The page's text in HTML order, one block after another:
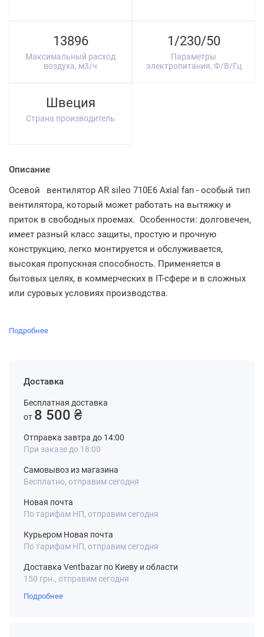
13896
Максимальный расход
воздуха, м3/ч
1/230/50
Параметры
электропитания, Ф/В/Гц
Швеция
Страна производитель
Описание
Осевой
вентилятор AR sileo 710E6 Axial fan - особый тип
вентилятора, который может работать на вытяжку и
приток в свободных проемах. Особенности: долговечен,
имеет разный класс защиты, простую и прочную
конструкцию, легко монтируется и обслуживается,
высокая пропускная способность. Применяется в
бытовых целях, в коммерческих в IT-сфере и в сложных
или суровых условиях производства.
Подробнее
Доставка
Бесплатная доставка
от 8 500 ₴
Отправка завтра до 14:00
При заказе до 18:00
Самовывоз из магазина
Бесплатно, отправим сегодня
Новая почта
По тарифам НП, отправим сегодня
Курьером Новая почта
По тарифам НП, отправим сегодня
Доставка Ventbazar по Киеву и области
150 грн., отправим сегодня
Подробнее